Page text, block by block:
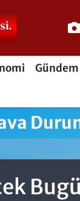
Gündem